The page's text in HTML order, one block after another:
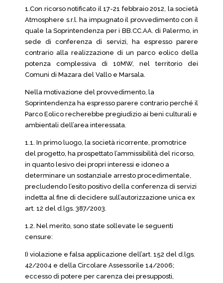
1.Con ricorso notificato il 17-21 febbraio 2012, la società
Atmosphere s.r.l. ha impugnato il provvedimento con il
quale la Soprintendenza per i BB.CC.AA. di Palermo, in
sede di conferenza di servizi, ha espresso parere
contrario alla realizzazione di un parco eolico della
potenza complessiva di 10MW, nel territorio dei
Comuni di Mazara del Vallo e Marsala.
Nella motivazione del provvedimento, la
Soprintendenza ha espresso parere contrario perché il
Parco Eolico recherebbe pregiudizio ai beni culturali e
ambientali dell’area interessata.
1.1. In primo luogo, la società ricorrente, promotrice
del progetto, ha prospettato l’ammissibilità del ricorso,
in quanto lesivo dei propri interessi e idoneo a
determinare un sostanziale arresto procedimentale,
precludendo l’esito positivo della conferenza di servizi
indetta al fine di decidere sull’autorizzazione unica ex
art. 12 del d.lgs. 387/2003.
1.2. Nel merito, sono state sollevate le seguenti
censure:
I) violazione e falsa applicazione dell’art. 152 del d.lgs.
42/2004 e della Circolare Assessorile 14/2006;
eccesso di potere per carenza dei presupposti,